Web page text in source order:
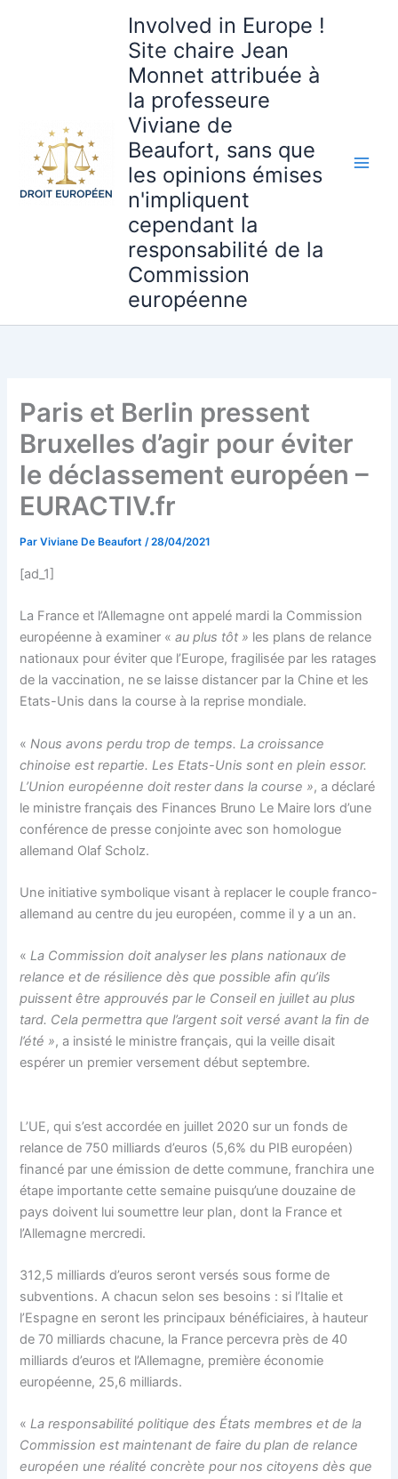
Involved in Europe !
Site chaire Jean
Monnet attribuée à
la professeure
Viviane de
Beaufort, sans que
les opinions émises
n'impliquent
cependant la
responsabilité de la
Commission
européenne
Paris et Berlin pressent
Bruxelles d’agir pour éviter
le déclassement européen –
EURACTIV.fr
ParViviane De Beaufort/28/04/2021
[ad_1]
La France et l’Allemagne ont appelé mardi la Commission
européenne à examiner «au plus tôt » les plans de relance
nationaux pour éviter que l’Europe, fragilisée par les ratages
de la vaccination, ne se laisse distancer par la Chine et les
Etats-Unis dans la course à la reprise mondiale.
«Nous avons perdu trop de temps. La croissance
chinoise est repartie. Les Etats-Unis sont en plein essor.
L’Union européenne doit rester dans la course », a déclaré
le ministre français des Finances Bruno Le Maire lors d’une
conférence de presse conjointe avec son homologue
allemand Olaf Scholz.
Une initiative symbolique visant à replacer le couple franco-
allemand au centre du jeu européen, comme il y a un an.
«La Commission doit analyser les plans nationaux de
relance et de résilience dès que possible afin qu’ils
puissent être approuvés par le Conseil en juillet au plus
tard. Cela permettra que l’argent soit versé avant la fin de
l’été », a insisté le ministre français, qui la veille disait
espérer un premier versement début septembre.
L’UE, qui s’est accordée en juillet 2020 sur un fonds de
relance de 750 milliards d’euros (5,6% du PIB européen)
financé par une émission de dette commune, franchira une
étape importante cette semaine puisqu’une douzaine de
pays doivent lui soumettre leur plan, dont la France et
l’Allemagne mercredi.
312,5 milliards d’euros seront versés sous forme de
subventions. A chacun selon ses besoins : si l’Italie et
l’Espagne en seront les principaux bénéficiaires, à hauteur
de 70 milliards chacune, la France percevra près de 40
milliards d’euros et l’Allemagne, première économie
européenne, 25,6 milliards.
«La responsabilité politique des États membres et de la
Commission est maintenant de faire du plan de relance
européen une réalité concrète pour nos citoyens dès que